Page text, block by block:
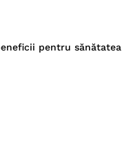
pentru sănătatea